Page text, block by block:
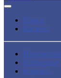
Поиск
Каталог
Просмотры
Избранное
Корзина